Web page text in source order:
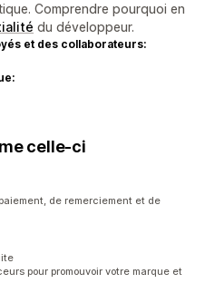
Comprendre pourquoi en
du développeur.
et des collaborateurs:
celle-ci
de remerciement et de
pour promouvoir votre marque et